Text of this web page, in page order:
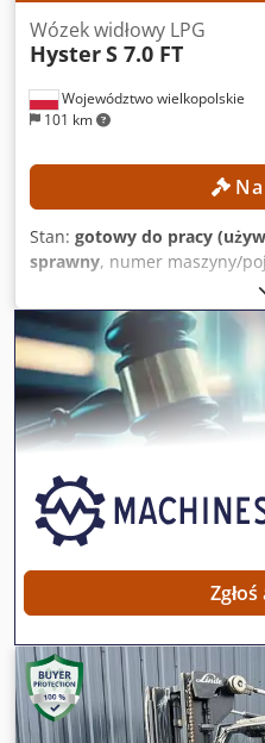
Województwo wielkopolskie
101 km
Wózek widłowy LPG
HysterS 7.0 FT
Stan: gotowy do pracy
sprawny, numer maszyny/
, godziny
wysokość podnoszenia:7
podnoszenia:
1 845 mm ,
triplex, wysokość
minimalnej – gwarantowana
ofercie! DANE TECHNICZNE
podnoszenia: 7100 mm
10000 kg) Rodzaj napędu:
3500 mm WYPOSAŻENIE
hydrauliczny 4. Zawór